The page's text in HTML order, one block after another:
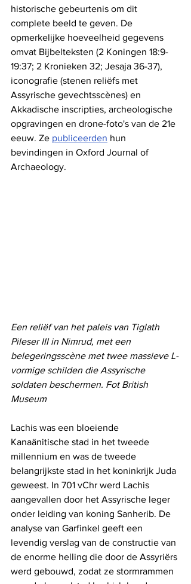
historische gebeurtenis om dit
complete beeld te geven. De
opmerkelijke hoeveelheid gegevens
omvat Bijbelteksten (2 Koningen 18:9-
19:37; 2 Kronieken 32; Jesaja 36-37),
iconografie (stenen reliëfs met
Assyrische gevechtsscènes) en
Akkadische inscripties, archeologische
opgravingen en drone-foto's van de 21e
eeuw. Ze publiceerden hun
bevindingen in Oxford Journal of
Archaeology.
Een reliëf van het paleis van Tiglath
Pileser III in Nimrud, met een
belegeringsscène met twee massieve L-
vormige schilden die Assyrische
soldaten beschermen. Fot British
Museum
Lachis was een bloeiende
Kanaänitische stad in het tweede
millennium en was de tweede
belangrijkste stad in het koninkrijk Juda
geweest. In 701 vChr werd Lachis
aangevallen door het Assyrische leger
onder leiding van koning Sanherib. De
analyse van Garfinkel geeft een
levendig verslag van de constructie van
de enorme helling die door de Assyriërs
werd gebouwd, zodat ze stormrammen